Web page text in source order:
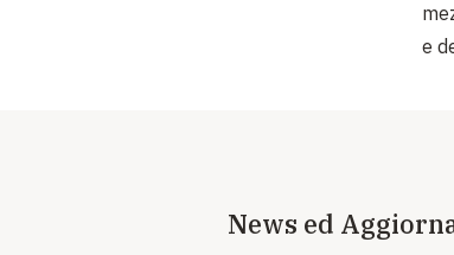
e
News ed